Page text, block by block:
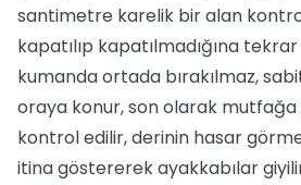
santimetre karelik bir alan
kapatılıp kapatılmadığına
kumanda ortada bırakılmaz,
oraya konur, son olarak mutfağa
kontrol edilir, derinin hasar
itina göstererek ayakkabılar